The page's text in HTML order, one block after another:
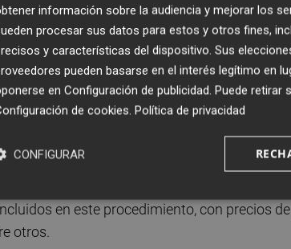
de bienes de compañías en crisis,
una puja impulsada por el
una subasta online los días 29 y 30
dirección de la fábrica, calle Peiró Escala de
de Dome en España, destaca quela firma
para facilitar la liquidez que necesitan, y
de Marie Claire tras no fructificar la
en este procedimiento, con precios
otros.
información sobre la audiencia y mejorar los
procesar sus datos para estos y otros fines,
y características del dispositivo. Sus
pueden basarse en el interés legítimo en
en Configuración de publicidad. Puede retirar
de cookies. Política de privacidad
CONFIGURAR